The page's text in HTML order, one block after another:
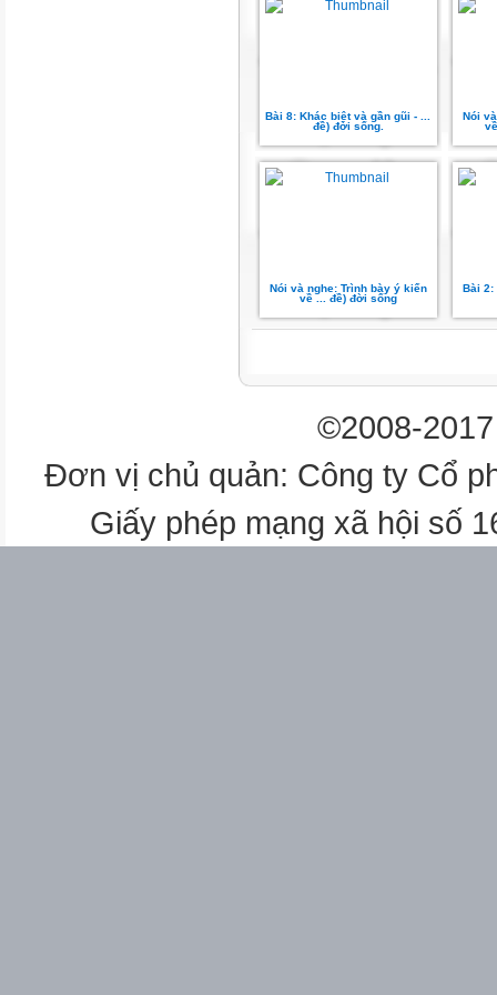
Bài 8: Khác biệt và gần gũi - ...
đề) đời sống.
Nói
Nói và nghe: Trình bày ý kiến
về ... đề) đời sống
Bài 2:
©2008-
Đơn vị chủ quản: Công ty Cổ
Giấy phép mạng xã hội số